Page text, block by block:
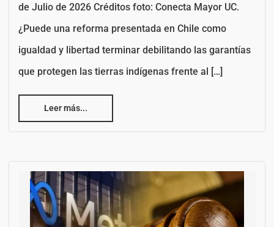
de Julio de 2026 Créditos foto: Conecta Mayor UC.
¿Puede una reforma presentada en Chile como
igualdad y libertad terminar debilitando las garantías
que protegen las tierras indígenas frente al […]
Leer más...